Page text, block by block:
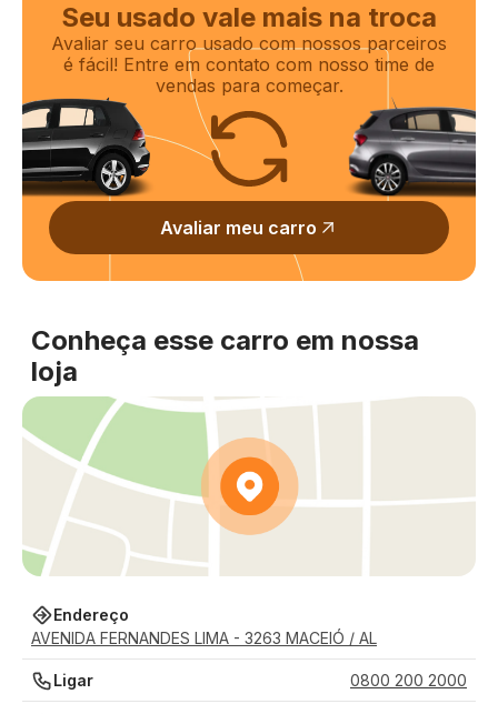
Seu usado vale mais na troca
Avaliar seu carro usado com nossos parceiros
é fácil! Entre em contato com nosso time de
vendas para começar.
Avaliar meu carro
Conheça esse carro em nossa
loja
Endereço
AVENIDA FERNANDES LIMA - 3263 MACEIÓ / AL
Ligar 0800 200 2000